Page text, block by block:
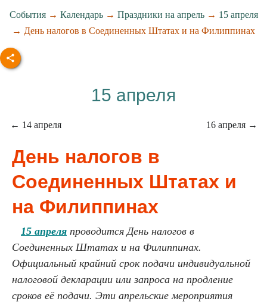
События→ Календарь→ Праздники на апрель→ 15 апреля
→ День налогов в Соединенных Штатах и на Филиппинах
15 апреля
← 14 апреля 16 апреля →
День налогов в
Соединенных Штатах и
на Филиппинах
15 апреля проводится День налогов в
Соединенных Штатах и на Филиппинах.
Официальный крайний срок подачи индивидуальной
налоговой декларации или запроса на продление
сроков её подачи. Эти апрельские мероприятия